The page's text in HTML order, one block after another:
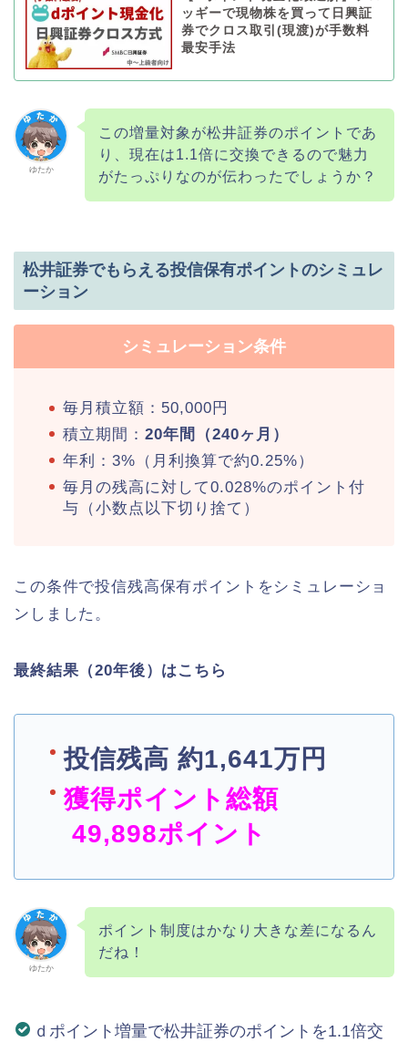
ッギーで現物株を買って日興証
券でクロス取引(現渡)が手数料
最安手法
ゆたか
この増量対象が松井証券のポイントであ
り、現在は1.1倍に交換できるので魅力
がたっぷりなのが伝わったでしょうか？
松井証券でもらえる投信保有ポイントのシミュレ
ーション
シミュレーション条件
毎月積立額：50,000円
積立期間： 20年間（240ヶ月）
年利：3%（月利換算で約0.25%）
毎月の残高に対して0.028%のポイント付
与（小数点以下切り捨て）
この条件で投信残高保有ポイントをシミュレーショ
ンしました。
最終結果（20年後）はこちら
投信残高 約1,641万円
獲得ポイント総額
49,898ポイント
ゆたか
ポイント制度はかなり大きな差になるん
だね！
ｄポイント増量で松井証券のポイントを1.1倍交